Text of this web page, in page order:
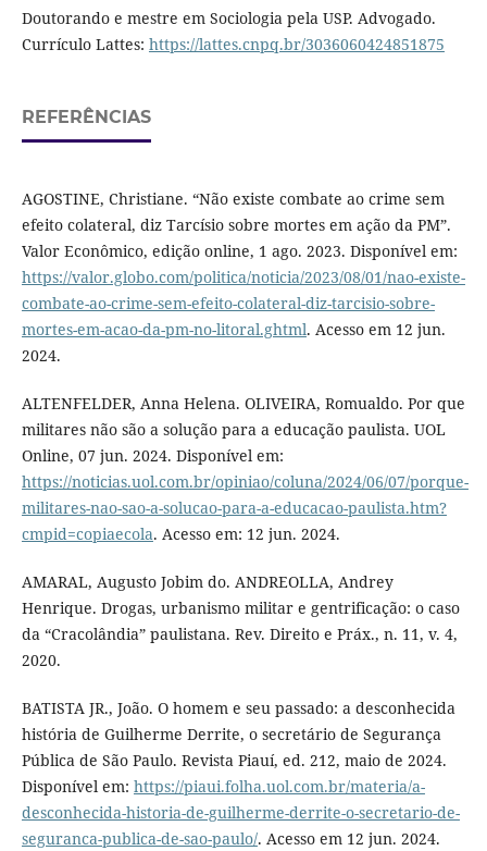
Doutorando e mestre em Sociologia pela USP. Advogado.
Currículo Lattes: https://lattes.cnpq.br/3036060424851875
REFERÊNCIAS
AGOSTINE, Christiane. “Não existe combate ao crime sem
efeito colateral, diz Tarcísio sobre mortes em ação da PM”.
Valor Econômico, edição online, 1 ago. 2023. Disponível em:
https://valor.globo.com/politica/noticia/2023/08/01/nao-existe-
combate-ao-crime-sem-efeito-colateral-diz-tarcisio-sobre-
mortes-em-acao-da-pm-no-litoral.ghtml. Acesso em 12 jun.
2024.
ALTENFELDER, Anna Helena. OLIVEIRA, Romualdo. Por que
militares não são a solução para a educação paulista. UOL
Online, 07 jun. 2024. Disponível em:
https://noticias.uol.com.br/opiniao/coluna/2024/06/07/porque-
militares-nao-sao-a-solucao-para-a-educacao-paulista.htm?
cmpid=copiaecola. Acesso em: 12 jun. 2024.
AMARAL, Augusto Jobim do. ANDREOLLA, Andrey
Henrique. Drogas, urbanismo militar e gentrificação: o caso
da “Cracolândia” paulistana. Rev. Direito e Práx., n. 11, v. 4,
2020.
BATISTA JR., João. O homem e seu passado: a desconhecida
história de Guilherme Derrite, o secretário de Segurança
Pública de São Paulo. Revista Piauí, ed. 212, maio de 2024.
Disponível em: https://piaui.folha.uol.com.br/materia/a-
desconhecida-historia-de-guilherme-derrite-o-secretario-de-
seguranca-publica-de-sao-paulo/. Acesso em 12 jun. 2024.